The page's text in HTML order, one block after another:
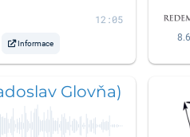
12:05
Informace
Glovňa)